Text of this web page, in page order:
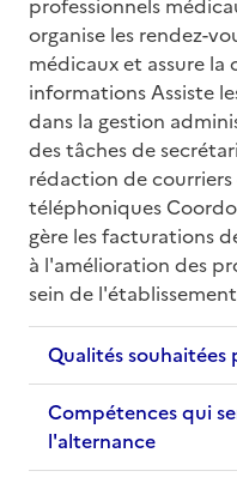
organise les rendez-
médicaux et assure
informations Assiste
dans la gestion
des tâches de
rédaction de
téléphoniques
gère les facturations
à l'amélioration des
sein de l'établissement
Qualités souhaitées
Compétences qui
l'alternance